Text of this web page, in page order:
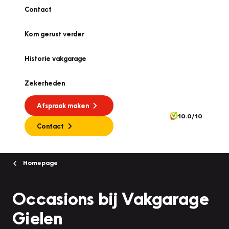
Contact
Kom gerust verder
Historie vakgarage
Zekerheden
Afspraak maken
Contact
10.0/10
Homepage
Occasions bij Vakgarage
Gielen